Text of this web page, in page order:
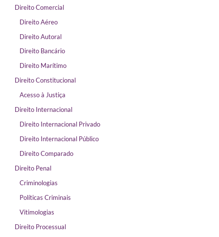
Direito Comercial
Direito Aéreo
Direito Autoral
Direito Bancário
Direito Marítimo
Direito Constitucional
Acesso à Justiça
Direito Internacional
Direito Internacional Privado
Direito Internacional Público
Direito Comparado
Direito Penal
Criminologias
Políticas Criminais
Vitimologias
Direito Processual